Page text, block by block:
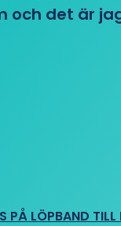
och det är
PÅ LÖPBAND TILL